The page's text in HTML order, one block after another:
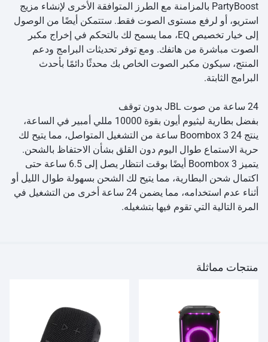
PartyBoost بالمزامنة مع الطرز المتوافقة الأخرى لإنشاء مزيج
استريو، أو لرفع مستوى الصوت فقط. ستتمكن أيضًا من الوصول
إلى خيار تخصيص EQ، مما يسمح لك بالتحكم في إخراج مكبر
الصوت مباشرة من هاتفك. ومع توفر تحديثات البرامج ودعم
المنتج، سيكون مكبر الصوت الخاص بك محدثًا دائمًا بأحدث
البرامج الثابتة.
24 ساعة من صوت JBL بدون توقف
بفضل بطارية ليثيوم أيون بقوة 10000 مللي أمبير في الساعة،
ينتج Boombox 3 24 ساعة من التشغيل المتواصل، مما يتيح لك
حرية الاستماع طوال اليوم دون القلق بشأن الاحتفاظ بالشحن.
يتميز Boombox 3 أيضًا بوقت انتظار يصل إلى 6.5 ساعة حتى
اكتمال شحن البطارية، مما يتيح لك الشحن بسهولة طوال الليل أو
أثناء عدم استخدامه، مما يضمن 24 ساعة أخرى من التشغيل في
المرة التالية التي تقوم فيها بتشغيله.
منتجات مماثلة